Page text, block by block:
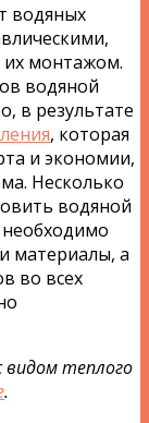
водяных
их монтажом.
водяной
в результате
, которая
и экономии,
Несколько
водяной
материалы, а
во всех
видом теплого
.